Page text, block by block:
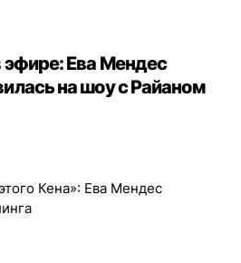
Ева Мендес
на шоу с Райаном